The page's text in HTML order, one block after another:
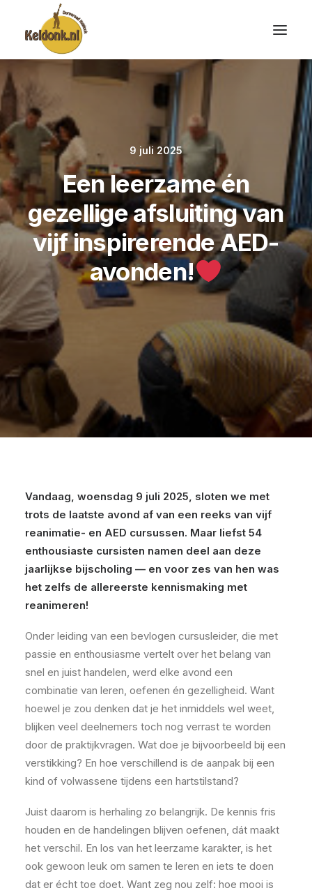
9 juli 2025
Een leerzame én
gezellige afsluiting van
vijf inspirerende AED-
avonden!
Vandaag, woensdag 9 juli 2025, sloten we met
trots de laatste avond af van een reeks van vijf
reanimatie- en AED cursussen. Maar liefst 54
enthousiaste cursisten namen deel aan deze
jaarlijkse bijscholing — en voor zes van hen was
het zelfs de allereerste kennismaking met
reanimeren!
Onder leiding van een bevlogen cursusleider, die met
passie en enthousiasme vertelt over het belang van
snel en juist handelen, werd elke avond een
combinatie van leren, oefenen én gezelligheid. Want
hoewel je zou denken dat je het inmiddels wel weet,
blijken veel deelnemers toch nog verrast te worden
door de praktijkvragen. Wat doe je bijvoorbeeld bij een
verstikking? En hoe verschillend is de aanpak bij een
kind of volwassene tijdens een hartstilstand?
Juist daarom is herhaling zo belangrijk. De kennis fris
houden en de handelingen blijven oefenen, dát maakt
het verschil. En los van het leerzame karakter, is het
ook gewoon leuk om samen te leren en iets te doen
dat er écht toe doet. Want zeg nou zelf: hoe mooi is